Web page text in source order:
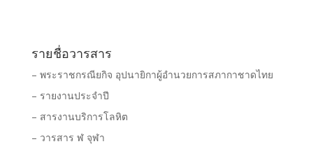
รายชื่อวารสาร
– พระราชกรณียกิจ อุปนายิกาผู้อำนวยการสภากาชาดไทย
– รายงานประจำปี
– สารงานบริการโลหิต
– วารสาร ฬ จุฬา